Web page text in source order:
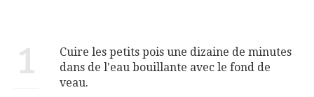
1
Cuire les petits pois une dizaine de minutes
dans de l'eau bouillante avec le fond de
veau.